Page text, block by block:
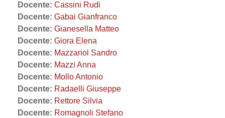
Docente: Cassini Rudi
Docente: Gabai Gianfranco
Docente: Gianesella Matteo
Docente: Giora Elena
Docente: Mazzariol Sandro
Docente: Mazzi Anna
Docente: Mollo Antonio
Docente: Radaelli Giuseppe
Docente: Rettore Silvia
Docente: Romagnoli Stefano